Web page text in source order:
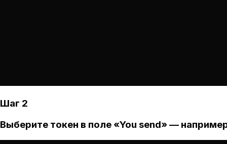
Шаг 2
Выберите токен в поле «You send» —